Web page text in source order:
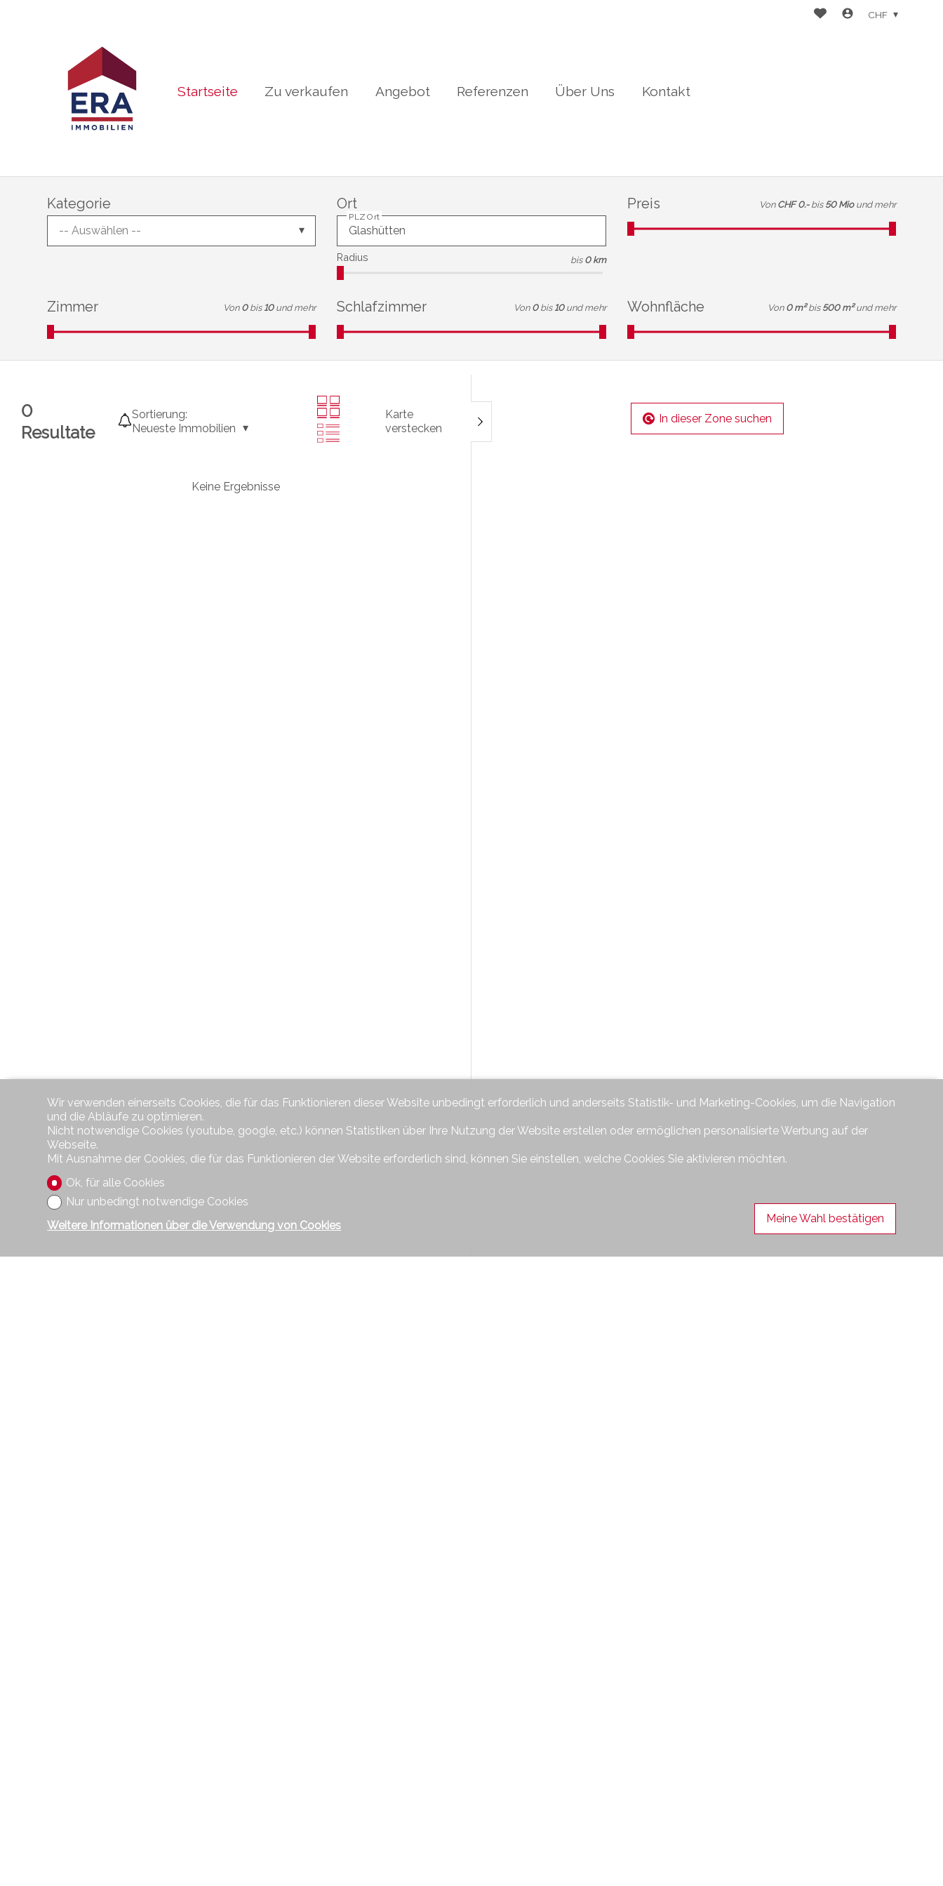
Startseite Zu verkaufen Angebot Referenzen Über Uns Kontakt
CHF
Kategorie
-- Auswählen --
Ort
PLZ Ort
Radius bis 0 km
Preis Von CHF 0.- bis 50 Mio und mehr
Zimmer Von 0 bis 10 und mehr Schlafzimmer Von 0 bis 10 und mehr Wohnfläche Von 0 m² bis 500 m² und mehr
0
Resultate
Sortierung:
Neueste Immobilien
Karte
verstecken
Keine Ergebnisse
In dieser Zone suchen
Wir verwenden einerseits Cookies, die für das Funktionieren dieser Website unbedingt erforderlich und anderseits Statistik- und Marketing-Cookies, um die Navigation
und die Abläufe zu optimieren.
Nicht notwendige Cookies (youtube, google, etc.) können Statistiken über Ihre Nutzung der Website erstellen oder ermöglichen personalisierte Werbung auf der
Webseite.
Mit Ausnahme der Cookies, die für das Funktionieren der Website erforderlich sind, können Sie einstellen, welche Cookies Sie aktivieren möchten.
Ok, für alle Cookies
Nur unbedingt notwendige Cookies
Weitere Informationen über die Verwendung von Cookies
Meine Wahl bestätigen